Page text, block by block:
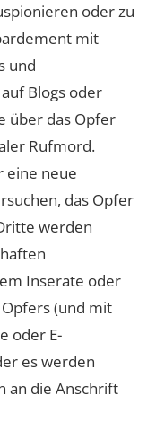
oder zu
mit
und
Blogs oder
über das Opfer
Rufmord.
eine neue
das Opfer
werden
Inserate oder
(und mit
oder E-
es werden
an die Anschrift